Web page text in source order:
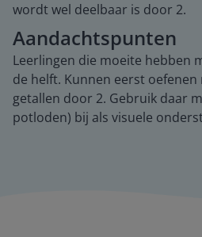
wordt wel deelbaar is door 2.
Aandachtspunten
Leerlingen die moeite hebben
de helft. Kunnen eerst
getallen door 2. Gebruik daar
potloden) bij als visuele